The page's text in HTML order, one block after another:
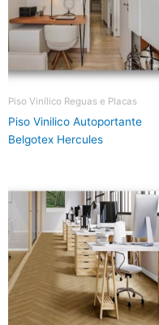
Piso Vinílico Reguas e Placas
Piso Vinilico Autoportante
Belgotex Hercules